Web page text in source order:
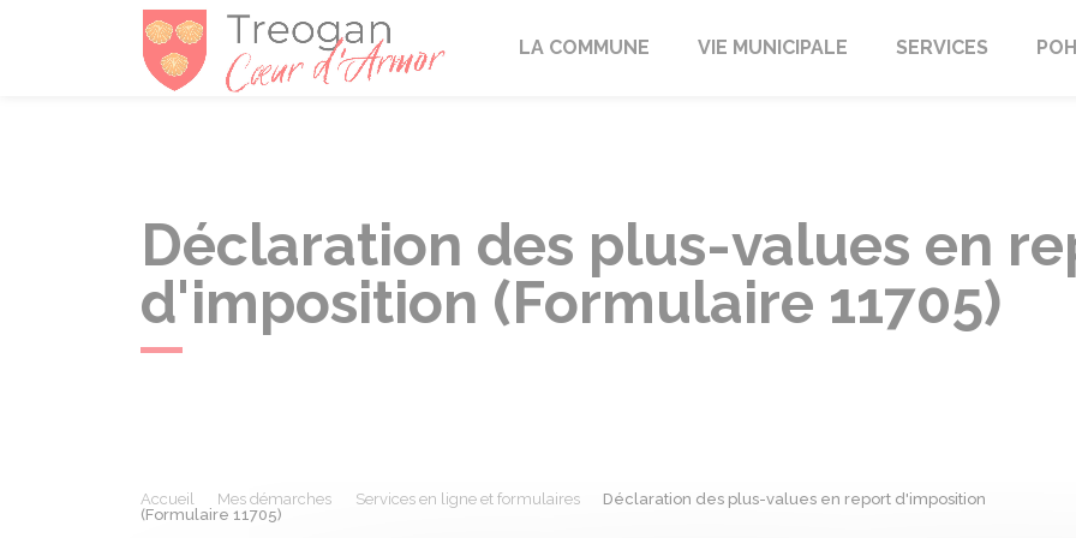
TréoganLA COMMUNE VIE MUNICIPALE SERVICES
Déclaration des plus-values en
d'imposition (Formulaire 11705)
Accueil Mes démarches Services en ligne et formulaires
Déclaration des plus-values en report d'imposition
(Formulaire 11705)